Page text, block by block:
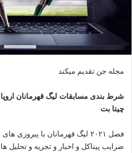
مجله جن تقدیم میکند
چیتا بت
فصل ۲۰۲۱ لیگ قهرمانان با
ضرایب پیناکل و اخبار و تجزیه و تحلیل